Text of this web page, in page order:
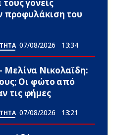
γονείς
προφυλάκιση του
07/08/2026 13:34
Μελίνα Νικολαϊδη:
Οι φώτο από
τις φήμες
07/08/2026 13:21